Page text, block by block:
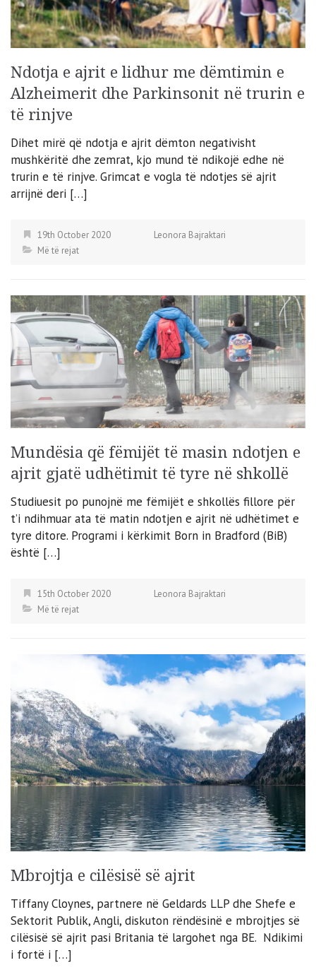
Ndotja e ajrit e lidhur me dëmtimin e
Alzheimerit dhe Parkinsonit në trurin e
të rinjve
Dihet mirë që ndotja e ajrit dëmton negativisht
mushkëritë dhe zemrat, kjo mund të ndikojë edhe në
trurin e të rinjve. Grimcat e vogla të ndotjes së ajrit
arrijnë deri […]
19th October 2020
Leonora Bajraktari
Më të rejat
Mundësia që fëmijët të masin ndotjen e
ajrit gjatë udhëtimit të tyre në shkollë
Studiuesit po punojnë me fëmijët e shkollës fillore për
t’i ndihmuar ata të matin ndotjen e ajrit në udhëtimet e
tyre ditore. Programi i kërkimit Born in Bradford (BiB)
është […]
15th October 2020
Leonora Bajraktari
Më të rejat
Mbrojtja e cilësisë së ajrit
Tiffany Cloynes, partnere në Geldards LLP dhe Shefe e
Sektorit Publik, Angli, diskuton rëndësinë e mbrojtjes së
cilësisë së ajrit pasi Britania të largohet nga BE. Ndikimi
i fortë i […]